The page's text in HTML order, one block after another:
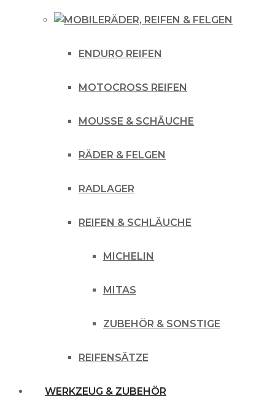
RÄDER, REIFEN & FELGEN
ENDURO REIFEN
MOTOCROSS REIFEN
MOUSSE & SCHÄUCHE
RÄDER & FELGEN
RADLAGER
REIFEN & SCHLÄUCHE
MICHELIN
MITAS
ZUBEHÖR & SONSTIGE
REIFENSÄTZE
WERKZEUG & ZUBEHÖR